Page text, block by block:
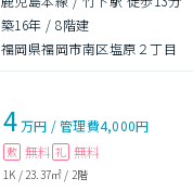
築16年 /8階建
福岡県福岡市南区塩原２丁目
4万円 /管理費4,000円
敷 無料 礼 無料
1K / 23.37㎡ / 2階